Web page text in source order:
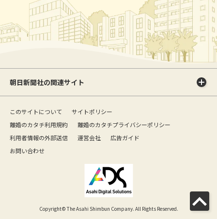
朝日新聞社の関連サイト
このサイトについて
サイトポリシー
離婚のカタチ利用規約
離婚のカタチプライバシーポリシー
利用者情報の外部送信
運営会社
広告ガイド
お問い合わせ
Copyright© The Asahi Shimbun Company. All Rights Reserved.